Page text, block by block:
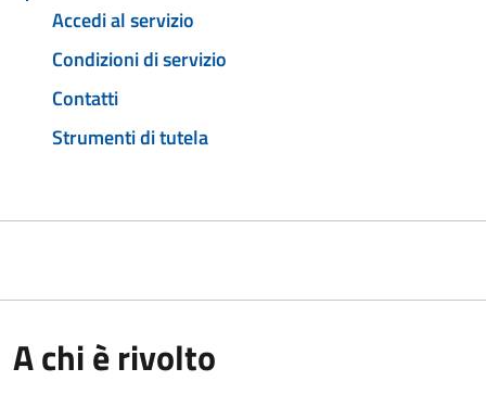
Accedi al servizio
Condizioni di servizio
Contatti
Strumenti di tutela
A chi è rivolto